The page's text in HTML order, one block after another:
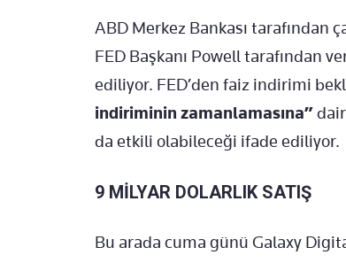
ABD Merkez Bankası tarafından
FED Başkanı Powell tarafından
ediliyor. FED’den faiz indirimi
indiriminin zamanlamasına”
da etkili olabileceği ifade ediliyor.
9 MİLYAR DOLARLIK SATIŞ
Bu arada cuma günü Galaxy